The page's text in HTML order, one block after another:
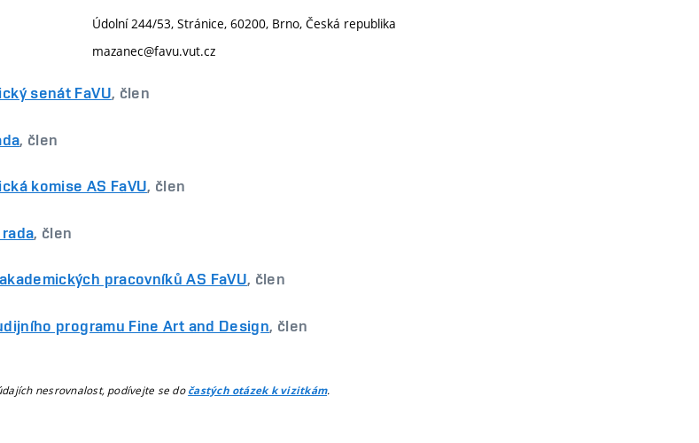
Údolní 244/53, Stránice, 60200, Brno, Česká republika
mazanec@favu.vut.cz
senát FaVU, člen
, člen
komise AS FaVU, člen
, člen
pracovníků AS FaVU, člen
programu Fine Art and Design, člen
nesrovnalost, podívejte se dočastých otázek k vizitkám.